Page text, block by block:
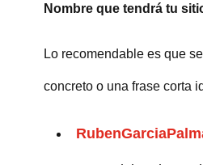
Nombre que tendrá tu
Lo recomendable es que
concreto o una frase corta